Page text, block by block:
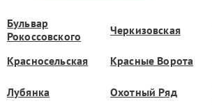
Бульвар
Рокоссовского
Черкизовская
Красносельская
Красные Ворота
Лубянка Охотный Ряд